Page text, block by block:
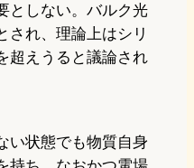
としない。バルク光
され、理論上はシリ
超えうると議論され
い状態でも物質自身